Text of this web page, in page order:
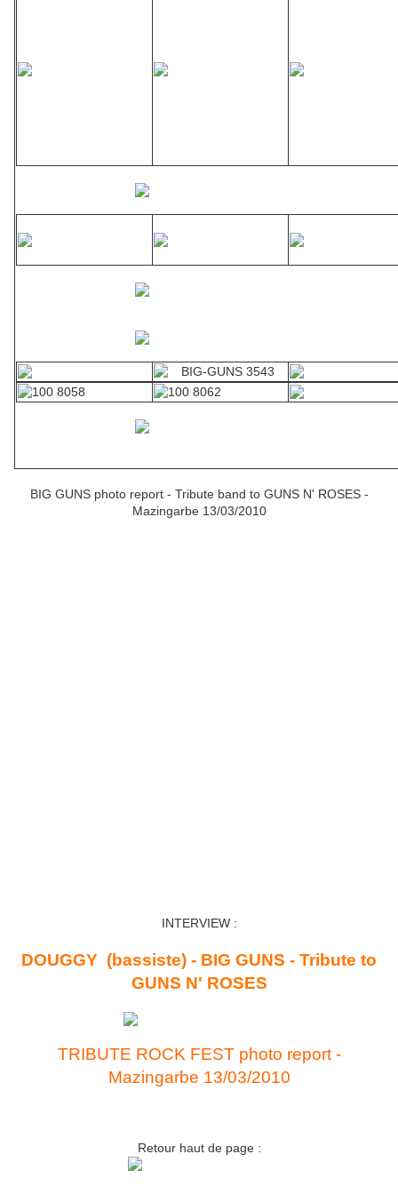
BIG GUNS photo report - Tribute band to GUNS N' ROSES -
Mazingarbe 13/03/2010
INTERVIEW :
DOUGGY (bassiste) - BIG GUNS - Tribute to
GUNS N' ROSES
TRIBUTE ROCK FEST photo report -
Mazingarbe 13/03/2010
Retour haut de page :